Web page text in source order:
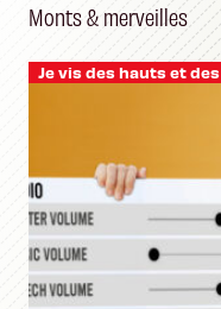
Monts & merveilles
Je vis des hauts et